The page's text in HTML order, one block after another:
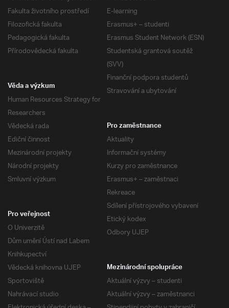
Fakulta životního prostředí
Filozofická fakulta
Pedagogická fakulta
Přírodovědecká fakulta
E-learning
Erasmus+ – studenti
Erasmus Student Network (ESN)
Studentská grantová soutěž
(SVV)
Finanční podpora studentů
Stravování a ubytování
Věda a výzkum
Human Resources Strategy for
Researchers
Vědecká rada
Ediční činnost
Mezinárodní projekty
Národní projekty
Smluvní výzkum
Pro zaměstnance
Aktuality
Informační systémy
Kurzy pro zaměstnance
Erasmus+ – zaměstnaci
Rekreace
Sdílení přístrojového vybavení
Etický kodex
Odbory UJEP
Pro veřejnost
O Univerzitě
Dům umění Ústí nad Labem
Knihkupectví
Vědecká knihovna UJEP
Sportoviště
Nahrávací studio
Mezinárodní spolupráce
Aktuální výzvy – studenti
Aktuální výzvy – zaměstnanci